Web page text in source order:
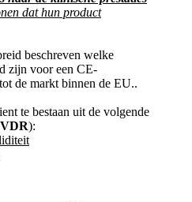
dat hun product
beschreven welke
zijn voor een CE-
de markt binnen de EU..
te bestaan uit de volgende
):